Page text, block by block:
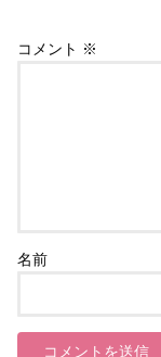
コメント ※
名前